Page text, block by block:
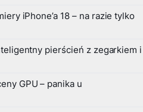
iPhone’a 18 – na razie tylko
pierścień z zegarkiem i
GPU – panika u